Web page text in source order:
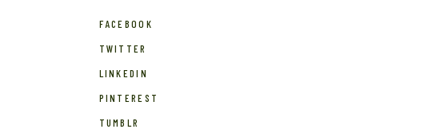
FACEBOOK
TWITTER
LINKEDIN
PINTEREST
TUMBLR